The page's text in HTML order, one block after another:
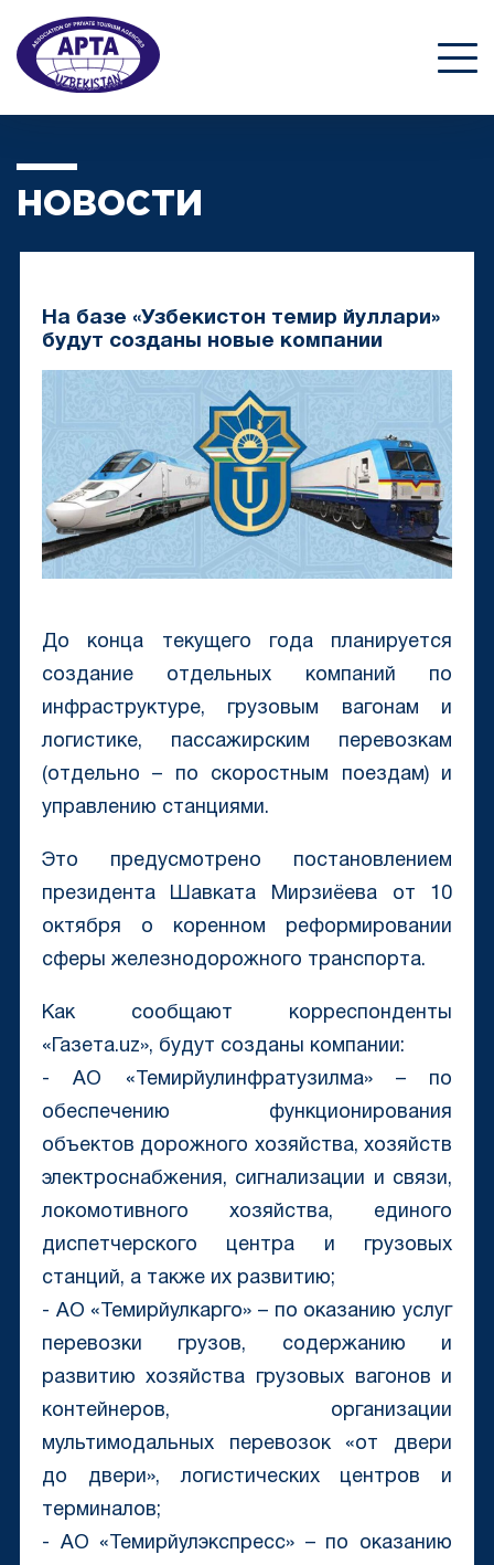
НОВОСТИ
На базе «Узбекистон темир йуллари»
будут созданы новые компании
До конца текущего года планируется
создание отдельных компаний по
инфраструктуре, грузовым вагонам и
логистике, пассажирским перевозкам
(отдельно – по скоростным поездам) и
управлению станциями.
Это предусмотрено постановлением
президента Шавката Мирзиёева от 10
октября о коренном реформировании
сферы железнодорожного транспорта.
Как сообщают корреспонденты
«Газета.uz», будут созданы компании:
- АО «Темирйулинфратузилма» – по
обеспечению функционирования
объектов дорожного хозяйства, хозяйств
электроснабжения, сигнализации и связи,
локомотивного хозяйства, единого
диспетчерского центра и грузовых
станций, а также их развитию;
- АО «Темирйулкарго» – по оказанию услуг
перевозки грузов, содержанию и
развитию хозяйства грузовых вагонов и
контейнеров, организации
мультимодальных перевозок «от двери
до двери», логистических центров и
терминалов;
- АО «Темирйулэкспресс» – по оказанию